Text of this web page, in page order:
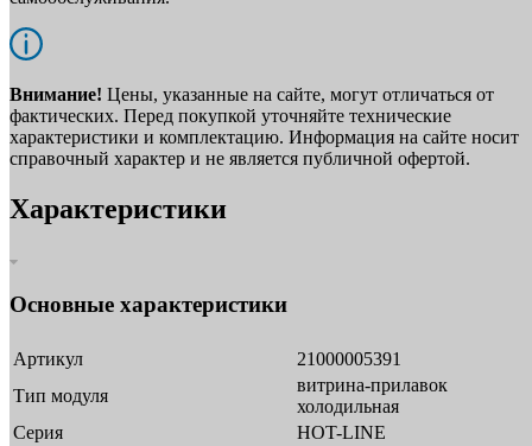
Внимание! Цены, указанные на сайте, могут отличаться от
фактических. Перед покупкой уточняйте технические
характеристики и комплектацию. Информация на сайте носит
справочный характер и не является публичной офертой.
Характеристики
Основные характеристики
Артикул
21000005391
Тип модуля
витрина-прилавок
холодильная
Серия
HOT-LINE